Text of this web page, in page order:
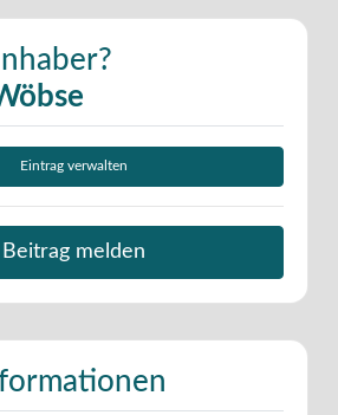
Eintrag verwalten
Beitrag melden